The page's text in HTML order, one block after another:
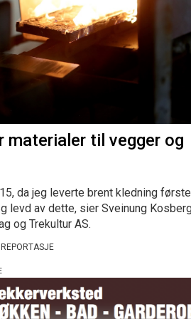
materialer til vegger og
da jeg leverte brent kledning første
levd av dette, sier Sveinung
og Trekultur AS.
REPORTASJE